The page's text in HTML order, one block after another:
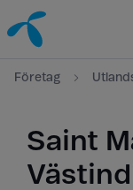
Till innehåll
Till sök
Företag
Saint